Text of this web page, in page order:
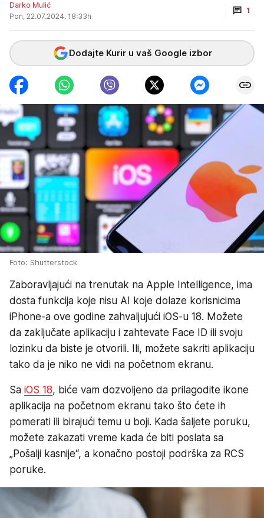
Darko Mulić
Pon, 22.07.2024. 18:33h
1
Dodajte Kurir u vaš Google izbor
Foto: Shutterstock
Zaboravljajući na trenutak na Apple Intelligence, ima
dosta funkcija koje nisu AI koje dolaze korisnicima
iPhone-a ove godine zahvaljujući iOS-u 18. Možete
da zaključate aplikaciju i zahtevate Face ID ili svoju
lozinku da biste je otvorili. Ili, možete sakriti aplikaciju
tako da je niko ne vidi na početnom ekranu.
Sa iOS 18, biće vam dozvoljeno da prilagodite ikone
aplikacija na početnom ekranu tako što ćete ih
pomerati ili birajući temu u boji. Kada šaljete poruku,
možete zakazati vreme kada će biti poslata sa
„Pošalji kasnije“, a konačno postoji podrška za RCS
poruke.